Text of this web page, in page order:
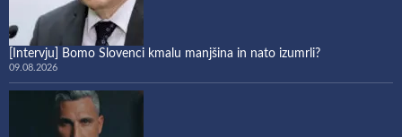
[Intervju] Bomo Slovenci kmalu manjšina in nato izumrli?
09.08.2026